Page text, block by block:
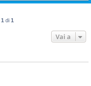
1 di 1
Vai a